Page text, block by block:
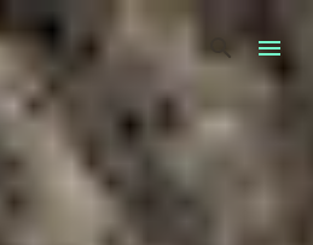
conteúdo principal